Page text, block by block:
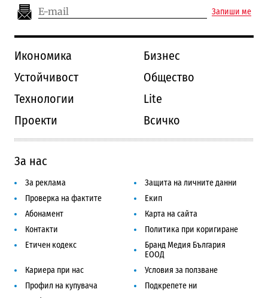
Запиши ме
Икономика
Бизнес
Устойчивост
Общество
Технологии
Lite
Проекти
Всичко
За нас
За реклама
Защита на личните данни
Проверка на фактите
Екип
Абонамент
Карта на сайта
Контакти
Политика при коригиране
Етичен кодекс
Бранд Медия България
ЕООД
Кариера при нас
Условия за ползване
Профил на купувача
Подкрепете ни